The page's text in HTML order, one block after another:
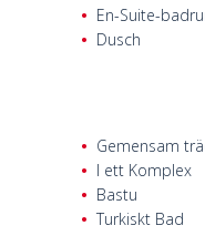
En-Suite-
Dusch
Gemensam
I ett Komplex
Bastu
Turkiskt Bad